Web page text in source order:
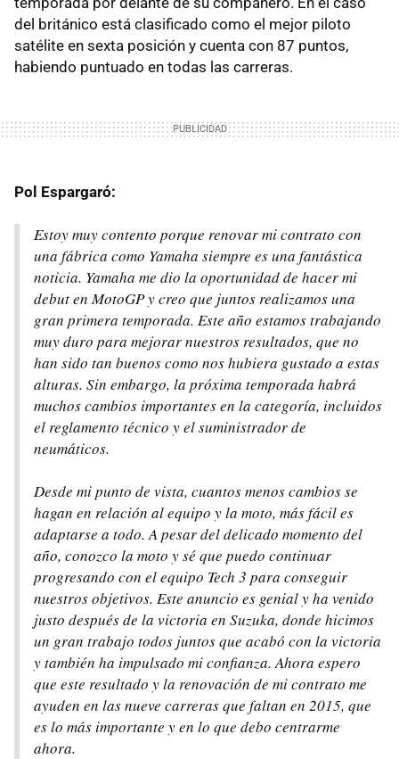
del británico está clasificado como el mejor piloto
satélite en sexta posición y cuenta con 87 puntos,
habiendo puntuado en todas las carreras.
Pol Espargaró:
Estoy muy contento porque renovar mi contrato con
una fábrica como Yamaha siempre es una fantástica
noticia. Yamaha me dio la oportunidad de hacer mi
debut en MotoGP y creo que juntos realizamos una
gran primera temporada. Este año estamos trabajando
muy duro para mejorar nuestros resultados, que no
han sido tan buenos como nos hubiera gustado a estas
alturas. Sin embargo, la próxima temporada habrá
muchos cambios importantes en la categoría, incluidos
el reglamento técnico y el suministrador de
neumáticos.
Desde mi punto de vista, cuantos menos cambios se
hagan en relación al equipo y la moto, más fácil es
adaptarse a todo. A pesar del delicado momento del
año, conozco la moto y sé que puedo continuar
progresando con el equipo Tech 3 para conseguir
nuestros objetivos. Este anuncio es genial y ha venido
justo después de la victoria en Suzuka, donde hicimos
un gran trabajo todos juntos que acabó con la victoria
y también ha impulsado mi confianza. Ahora espero
que este resultado y la renovación de mi contrato me
ayuden en las nueve carreras que faltan en 2015, que
es lo más importante y en lo que debo centrarme
ahora.